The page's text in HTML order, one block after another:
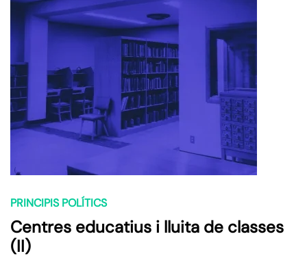
PRINCIPIS POLÍTICS
Centres educatius i lluita de classes
(II)